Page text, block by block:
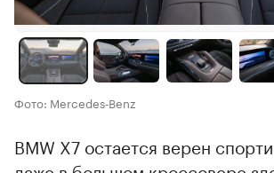
Фото: Mercedes‑Benz
BMW X7 остается верен